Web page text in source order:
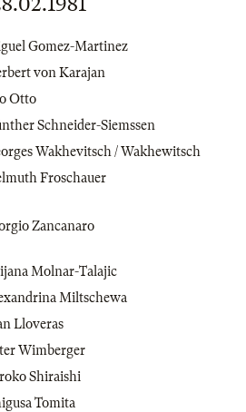
Gomez-Martinez
von Karajan
Otto
Schneider-Siemssen
Wakhevitsch / Wakhewitsch
Froschauer
Zancanaro
Molnar-Talajic
Miltschewa
Lloveras
Wimberger
Shiraishi
Tomita